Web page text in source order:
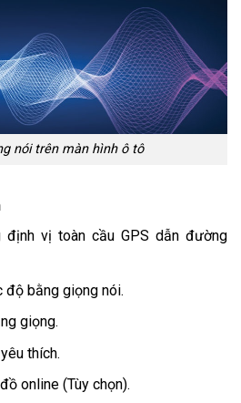
nói trên màn hình ô tô
định vị toàn cầu GPS dẫn đường
độ bằng giọng nói.
giọng.
thích.
online (Tùy chọn).